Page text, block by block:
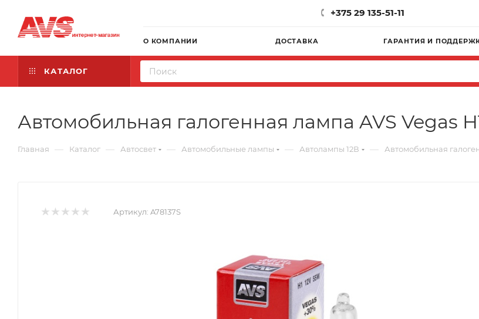
+375 29 135-51-11
О КОМПАНИИ ДОСТАВКА ГАРАНТИЯ И
КАТАЛОГ
Автомобильная галогенная лампа AVS Vegas
Главная — Каталог — Автосвет — Автомобильные лампы — Автолампы 12В — Автомобильная
Артикул: A78137S